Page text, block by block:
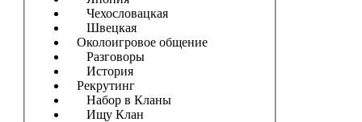
Чехословацкая
Швецкая
Околоигровое общение
Разговоры
История
Рекрутинг
Набор в Кланы
Ищу Клан